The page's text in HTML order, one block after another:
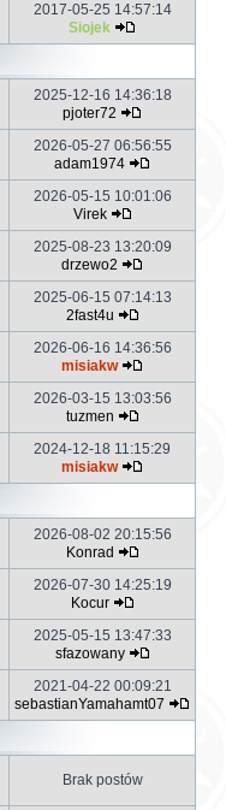
2017-05-25 14:57:14
Siojek
2025-12-16 14:36:18
pjoter72
2026-05-27 06:56:55
adam1974
2026-05-15 10:01:06
Virek
2025-08-23 13:20:09
drzewo2
2025-06-15 07:14:13
2fast4u
2026-06-16 14:36:56
misiakw
2026-03-15 13:03:56
tuzmen
2024-12-18 11:15:29
misiakw
2026-08-02 20:15:56
Konrad
2026-07-30 14:25:19
Kocur
2025-05-15 13:47:33
sfazowany
2021-04-22 00:09:21
sebastianYamahamt07
Brak postów